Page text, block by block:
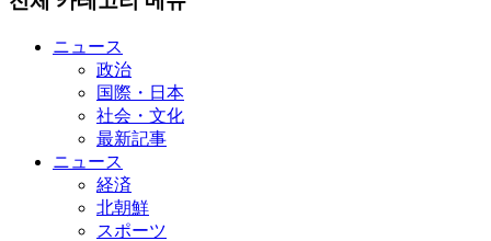
ニュース
政治
国際・日本
社会・文化
最新記事
ニュース
経済
北朝鮮
スポーツ